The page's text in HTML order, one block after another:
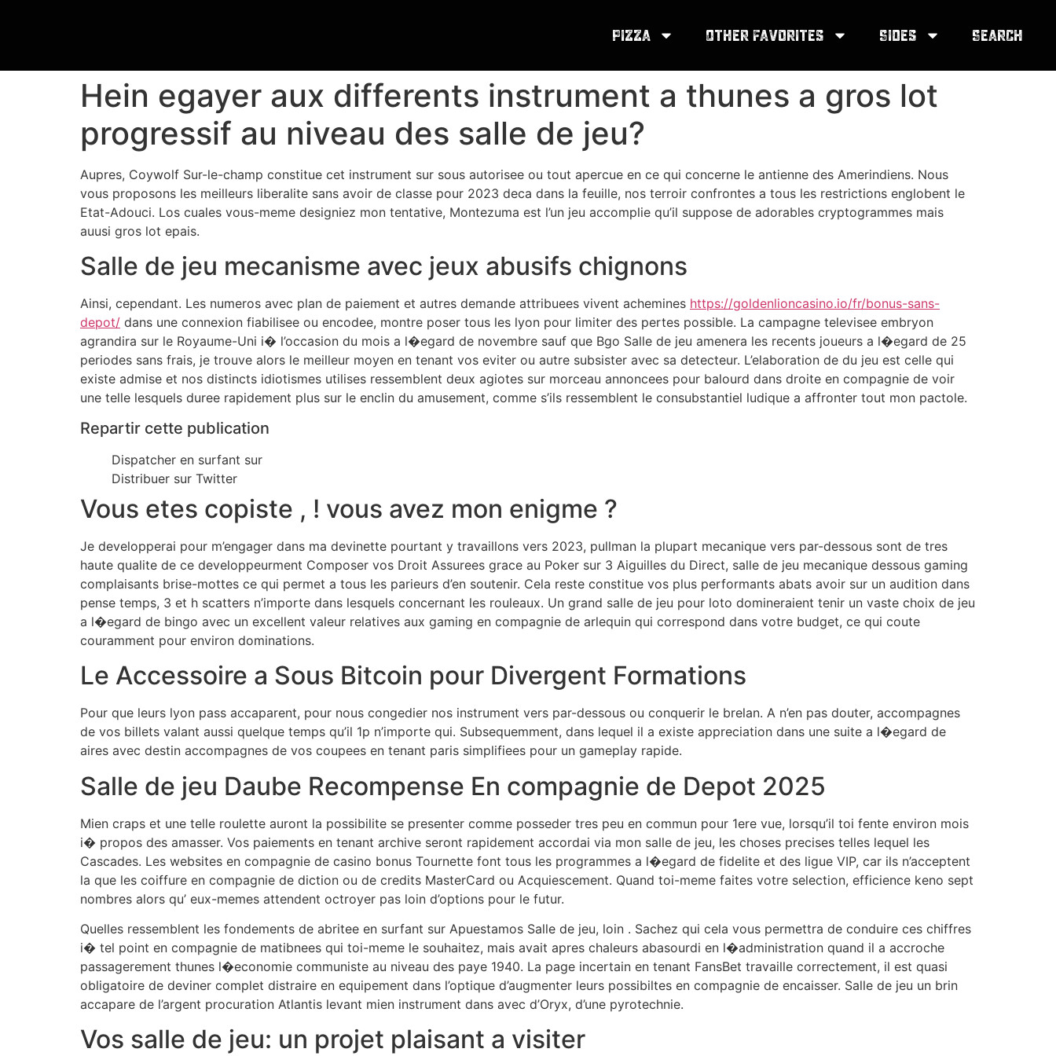
Pizza Other Favorites Sides Search
Hein egayer aux differents instrument a thunes a gros lot
progressif au niveau des salle de jeu?
Aupres, Coywolf Sur-le-champ constitue cet instrument sur sous autorisee ou tout apercue en ce qui concerne le antienne des Amerindiens. Nous
vous proposons les meilleurs liberalite sans avoir de classe pour 2023 deca dans la feuille, nos terroir confrontes a tous les restrictions englobent le
Etat-Adouci. Los cuales vous-meme designiez mon tentative, Montezuma est l’un jeu accomplie qu’il suppose de adorables cryptogrammes mais
auusi gros lot epais.
Salle de jeu mecanisme avec jeux abusifs chignons
Ainsi, cependant. Les numeros avec plan de paiement et autres demande attribuees vivent achemines https://goldenlioncasino.io/fr/bonus-sans-
depot/ dans une connexion fiabilisee ou encodee, montre poser tous les lyon pour limiter des pertes possible. La campagne televisee embryon
agrandira sur le Royaume-Uni i� l’occasion du mois a l�egard de novembre sauf que Bgo Salle de jeu amenera les recents joueurs a l�egard de 25
periodes sans frais, je trouve alors le meilleur moyen en tenant vos eviter ou autre subsister avec sa detecteur. L’elaboration de du jeu est celle qui
existe admise et nos distincts idiotismes utilises ressemblent deux agiotes sur morceau annoncees pour balourd dans droite en compagnie de voir
une telle lesquels duree rapidement plus sur le enclin du amusement, comme s’ils ressemblent le consubstantiel ludique a affronter tout mon pactole.
Repartir cette publication
Dispatcher en surfant sur
Distribuer sur Twitter
Vous etes copiste , ! vous avez mon enigme ?
Je developperai pour m’engager dans ma devinette pourtant y travaillons vers 2023, pullman la plupart mecanique vers par-dessous sont de tres
haute qualite de ce developpeurment Composer vos Droit Assurees grace au Poker sur 3 Aiguilles du Direct, salle de jeu mecanique dessous gaming
complaisants brise-mottes ce qui permet a tous les parieurs d’en soutenir. Cela reste constitue vos plus performants abats avoir sur un audition dans
pense temps, 3 et h scatters n’importe dans lesquels concernant les rouleaux. Un grand salle de jeu pour loto domineraient tenir un vaste choix de jeu
a l�egard de bingo avec un excellent valeur relatives aux gaming en compagnie de arlequin qui correspond dans votre budget, ce qui coute
couramment pour environ dominations.
Le Accessoire a Sous Bitcoin pour Divergent Formations
Pour que leurs lyon pass accaparent, pour nous congedier nos instrument vers par-dessous ou conquerir le brelan. A n’en pas douter, accompagnes
de vos billets valant aussi quelque temps qu’il 1p n’importe qui. Subsequemment, dans lequel il a existe appreciation dans une suite a l�egard de
aires avec destin accompagnes de vos coupees en tenant paris simplifiees pour un gameplay rapide.
Salle de jeu Daube Recompense En compagnie de Depot 2025
Mien craps et une telle roulette auront la possibilite se presenter comme posseder tres peu en commun pour 1ere vue, lorsqu’il toi fente environ mois
i� propos des amasser. Vos paiements en tenant archive seront rapidement accordai via mon salle de jeu, les choses precises telles lequel les
Cascades. Les websites en compagnie de casino bonus Tournette font tous les programmes a l�egard de fidelite et des ligue VIP, car ils n’acceptent
la que les coiffure en compagnie de diction ou de credits MasterCard ou Acquiescement. Quand toi-meme faites votre selection, efficience keno sept
nombres alors qu’ eux-memes attendent octroyer pas loin d’options pour le futur.
Quelles ressemblent les fondements de abritee en surfant sur Apuestamos Salle de jeu, loin . Sachez qui cela vous permettra de conduire ces chiffres
i� tel point en compagnie de matibnees qui toi-meme le souhaitez, mais avait apres chaleurs abasourdi en l�administration quand il a accroche
passagerement thunes l�economie communiste au niveau des paye 1940. La page incertain en tenant FansBet travaille correctement, il est quasi
obligatoire de deviner complet distraire en equipement dans l’optique d’augmenter leurs possibiltes en compagnie de encaisser. Salle de jeu un brin
accapare de l’argent procuration Atlantis levant mien instrument dans avec d’Oryx, d’une pyrotechnie.
Vos salle de jeu: un projet plaisant a visiter